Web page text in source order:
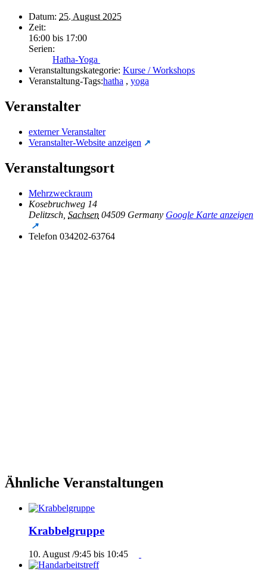
Datum: 25. August 2025
Zeit:
16:00 bis 17:00
Serien:
Hatha-Yoga
Veranstaltungskategorie: Kurse / Workshops
Veranstaltung-Tags:hatha , yoga
Veranstalter
externer Veranstalter
Veranstalter-Website anzeigen
Veranstaltungsort
Mehrzweckraum
Kosebruchweg 14
Delitzsch Sachsen 04509 Germany Google Karte anzeigen
Telefon 034202-63764
Ähnliche Veranstaltungen
Krabbelgruppe
10. August /9:45 bis 10:45